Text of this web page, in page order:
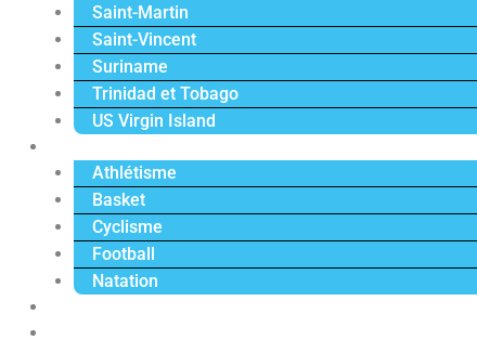
Saint-Martin
Saint-Vincent
Suriname
Trinidad et Tobago
US Virgin Island
Athlétisme
Basket
Cyclisme
Football
Natation